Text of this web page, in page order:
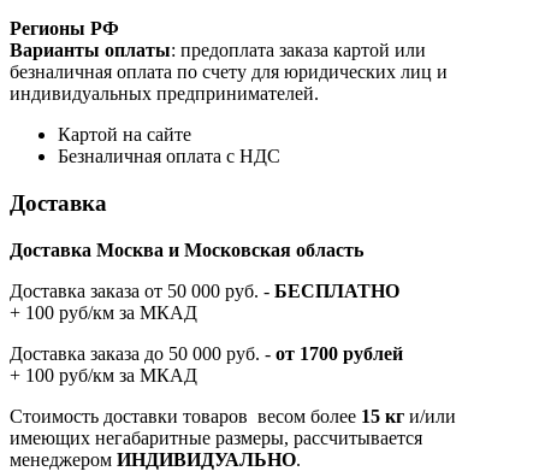
Регионы РФ
Варианты оплаты: предоплата заказа картой или
безналичная оплата по счету для юридических лиц и
индивидуальных предпринимателей.
Картой на сайте
Безналичная оплата с НДС
Доставка
Доставка Москва и Московская область
Доставка заказа от 50 000 руб. - БЕСПЛАТНО
+ 100 руб/км за МКАД
Доставка заказа до 50 000 руб. - от 1700 рублей
+ 100 руб/км за МКАД
Стоимость доставки товаров весом более 15 кг и/или
имеющих негабаритные размеры, рассчитывается
менеджером ИНДИВИДУАЛЬНО.